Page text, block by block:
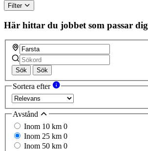
Filter
Här hittar du jobbet som passar dig
Sök Sök
Sortera efter
Avstånd
Inom 10 km 0
Inom 25 km 0
Inom 50 km 0